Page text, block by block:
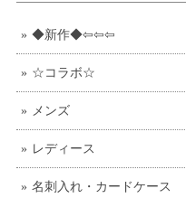
◆新作◆⇦⇦⇦
☆コラボ☆
メンズ
レディース
名刺入れ・カードケース